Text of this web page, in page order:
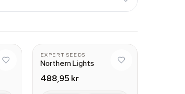
EXPERT SEEDS
Northern Lights
488,95 kr